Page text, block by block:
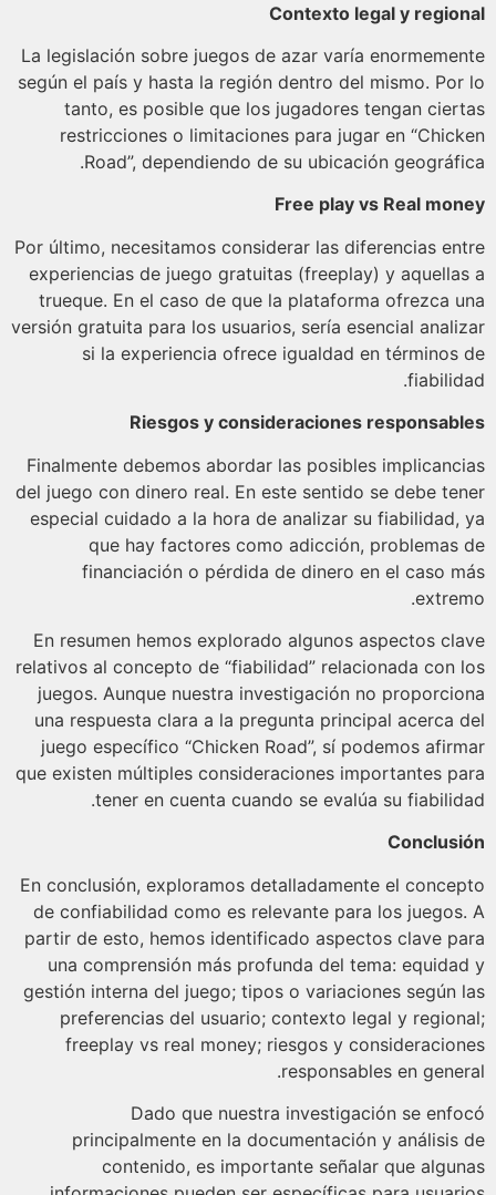
Contexto legal y
La legislación sobre juegos de azar varía
según el país y hasta la región dentro del mismo.
tanto, es posible que los jugadores tengan
restricciones o limitaciones para jugar en
Road”, dependiendo de su ubicación
Free play vs Real
Por último, necesitamos considerar las diferencias
experiencias de juego gratuitas (freeplay) y
trueque. En el caso de que la plataforma ofrezca
versión gratuita para los usuarios, sería esencial
si la experiencia ofrece igualdad en
Riesgos y consideraciones
Finalmente debemos abordar las posibles
del juego con dinero real. En este sentido se debe
especial cuidado a la hora de analizar su
que hay factores como adicción, problemas
financiación o pérdida de dinero en el caso
En resumen hemos explorado algunos aspectos
relativos al concepto de “fiabilidad” relacionada con
juegos. Aunque nuestra investigación no
una respuesta clara a la pregunta principal acerca
juego específico “Chicken Road”, sí podemos
que existen múltiples consideraciones importantes
tener en cuenta cuando se evalúa su
En conclusión, exploramos detalladamente el
de confiabilidad como es relevante para los
partir de esto, hemos identificado aspectos clave
una comprensión más profunda del tema:
gestión interna del juego; tipos o variaciones según
preferencias del usuario; contexto legal y
freeplay vs real money; riesgos y
responsables en
Dado que nuestra investigación se
principalmente en la documentación y análisis
contenido, es importante señalar que